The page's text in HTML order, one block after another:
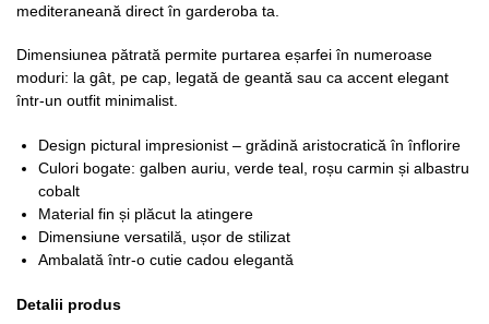
mediteraneană direct în garderoba ta.
Dimensiunea pătrată permite purtarea eșarfei în numeroase
moduri: la gât, pe cap, legată de geantă sau ca accent elegant
într-un outfit minimalist.
Design pictural impresionist – grădină aristocratică în înflorire
Culori bogate: galben auriu, verde teal, roșu carmin și albastru
cobalt
Material fin și plăcut la atingere
Dimensiune versatilă, ușor de stilizat
Ambalată într-o cutie cadou elegantă
Detalii produs